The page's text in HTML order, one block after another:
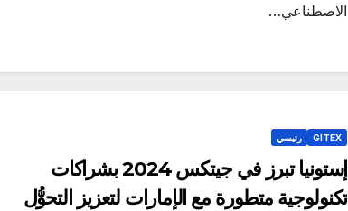
الاصطناعي…
GITEX رئيسي
إستونيا تبرز في جيتكس 2024 بشراكات
تكنولوجية متطورة مع الإمارات لتعزيز التحوُّل